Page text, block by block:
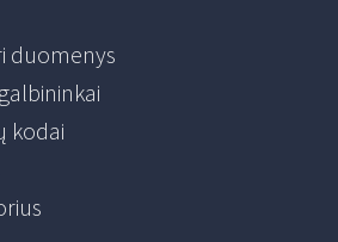
duomenys
kodai